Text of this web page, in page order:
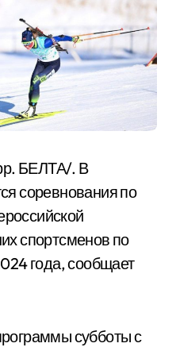
БЕЛТА/. В
соревнования по
спортсменов по
года, сообщает
субботы с